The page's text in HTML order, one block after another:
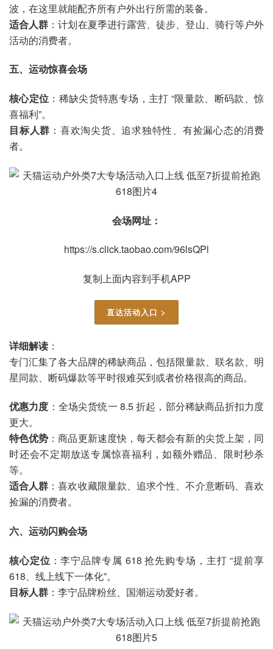
波，在这里就能配齐所有户外出行所需的装备。
适合人群 ：计划在夏季进行露营、徒步、登山、骑行等户外
活动的消费者。
五、运动惊喜会场
核心定位 ：稀缺尖货特惠专场，主打 “限量款、断码款、惊
喜福利”。
目标人群 ：喜欢淘尖货、追求独特性、有捡漏心态的消费
者。
会场网址：
https://s.click.taobao.com/96lsQPl
复制上面内容到手机APP
直达活动入口 >
详细解读 ：
专门汇集了各大品牌的稀缺商品，包括限量款、联名款、明
星同款、断码爆款等平时很难买到或者价格很高的商品。
优惠力度 ：全场尖货统一 8.5 折起，部分稀缺商品折扣力度
更大。
特色优势 ：商品更新速度快，每天都会有新的尖货上架，同
时还会不定期放送专属惊喜福利，如额外赠品、限时秒杀
等。
适合人群 ：喜欢收藏限量款、追求个性、不介意断码、喜欢
捡漏的消费者。
六、运动闪购会场
核心定位 ：李宁品牌专属 618 抢先购专场，主打 “提前享
618、线上线下一体化”。
目标人群 ：李宁品牌粉丝、国潮运动爱好者。